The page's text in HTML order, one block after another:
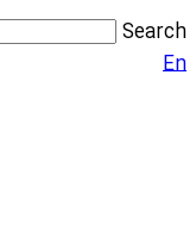
Search
En